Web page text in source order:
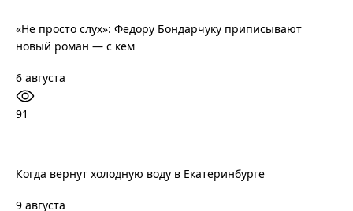
«Не просто слух»: Федору Бондарчуку приписывают
новый роман — с кем
6 августа
91
Когда вернут холодную воду в Екатеринбурге
9 августа